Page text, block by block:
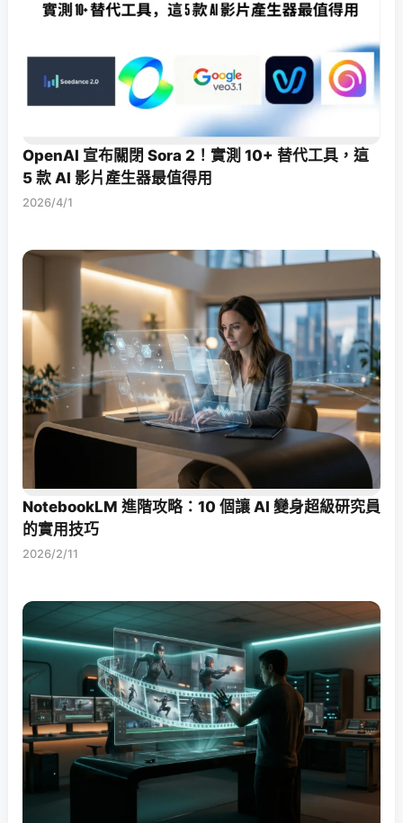
OpenAI 宣布關閉 Sora 2！實測 10+ 替代工具，這
5 款 AI 影片產生器最值得用
2026/4/1
NotebookLM 進階攻略：10 個讓 AI 變身超級研究員
的實用技巧
2026/2/11